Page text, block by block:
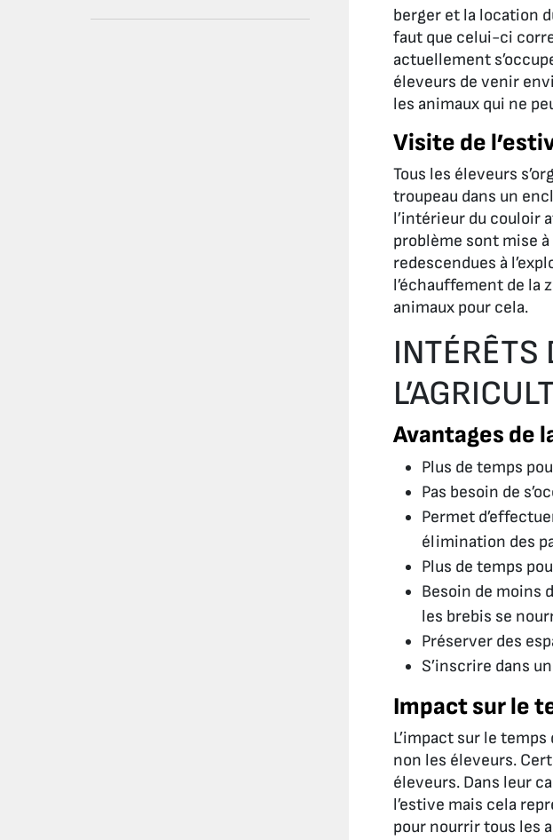
berger et la location
faut que celui-ci
actuellement
éleveurs de venir
les animaux qui ne
Visite de
Tous les éleveurs
troupeau dans un
l’intérieur du couloir
problème sont mise
redescendues à
l’échauffement de la
animaux pour cela.
INTÉRÊTS
Avantages de
Plus de temps
Pas besoin de
Permet
élimination des
Plus de temps
Besoin de moins
les brebis se
Préserver des
S’inscrire dans
Impact sur le
L’impact sur le
non les éleveurs.
éleveurs. Dans leur
l’estive mais cela
pour nourrir tous les